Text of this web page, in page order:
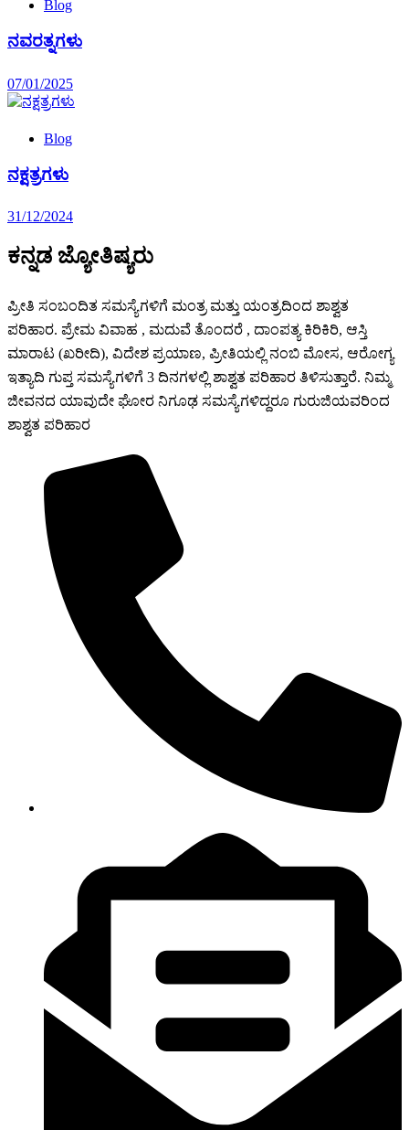
Blog
ನವರತ್ನಗಳು
07/01/2025
Blog
ನಕ್ಷತ್ರಗಳು
31/12/2024
ಕನ್ನಡ ಜ್ಯೋತಿಷ್ಯರು
ಪ್ರೀತಿ ಸಂಬಂದಿತ ಸಮಸ್ಯೆಗಳಿಗೆ ಮಂತ್ರ ಮತ್ತು ಯಂತ್ರದಿಂದ ಶಾಶ್ವತ
ಪರಿಹಾರ. ಪ್ರೇಮ ವಿವಾಹ , ಮದುವೆ ತೊಂದರೆ , ದಾಂಪತ್ಯ ಕಿರಿಕಿರಿ, ಆಸ್ತಿ
ಮಾರಾಟ (ಖರೀದಿ), ವಿದೇಶ ಪ್ರಯಾಣ, ಪ್ರೀತಿಯಲ್ಲಿ ನಂಬಿ ಮೋಸ, ಆರೋಗ್ಯ
ಇತ್ಯಾದಿ ಗುಪ್ತ ಸಮಸ್ಯೆಗಳಿಗೆ 3 ದಿನಗಳಲ್ಲಿ ಶಾಶ್ವತ ಪರಿಹಾರ ತಿಳಿಸುತ್ತಾರೆ. ನಿಮ್ಮ
ಜೀವನದ ಯಾವುದೇ ಘೋರ ನಿಗೂಢ ಸಮಸ್ಯೆಗಳಿದ್ದರೂ ಗುರುಜಿಯವರಿಂದ
ಶಾಶ್ವತ ಪರಿಹಾರ